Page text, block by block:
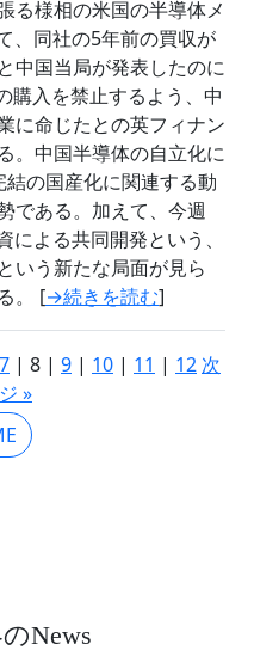
る様相の米国の半導体メ
、同社の5年前の買収が
中国当局が発表したのに
購入を禁止するよう、中
に命じたとの英フィナン
。中国半導体の自立化に
の国産化に関連する動
である。加えて、今週
よる共同開発という、
いう新たな局面が見ら
。 [→続きを読む]
7 | 8 | 9 | 10 | 11 | 12 次
»
News